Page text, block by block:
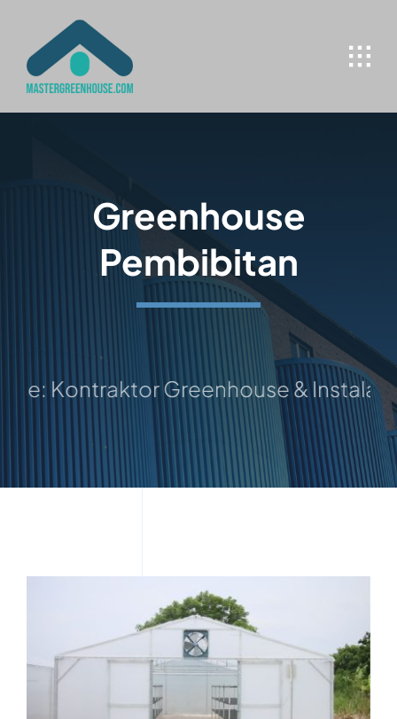
content
Greenhouse
Pembibitan
Kontraktor Greenhouse & Instalasi